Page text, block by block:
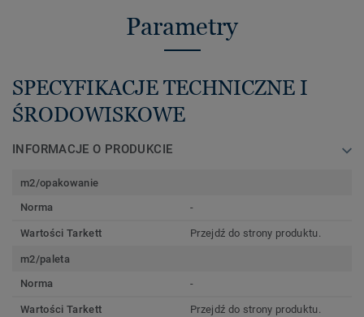
Parametry
SPECYFIKACJE TECHNICZNE I
ŚRODOWISKOWE
INFORMACJE O PRODUKCIE
m2/opakowanie
Norma
-
Wartości Tarkett Przejdź do strony produktu.
m2/paleta
Norma
-
Wartości Tarkett Przejdź do strony produktu.